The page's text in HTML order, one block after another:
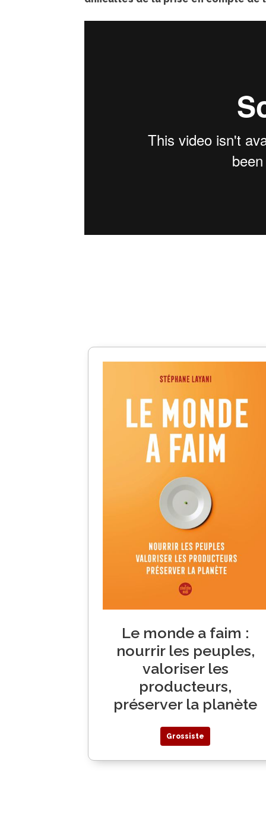
Le monde a faim :
nourrir les peuples,
valoriser les
producteurs,
préserver la planète
Grossiste